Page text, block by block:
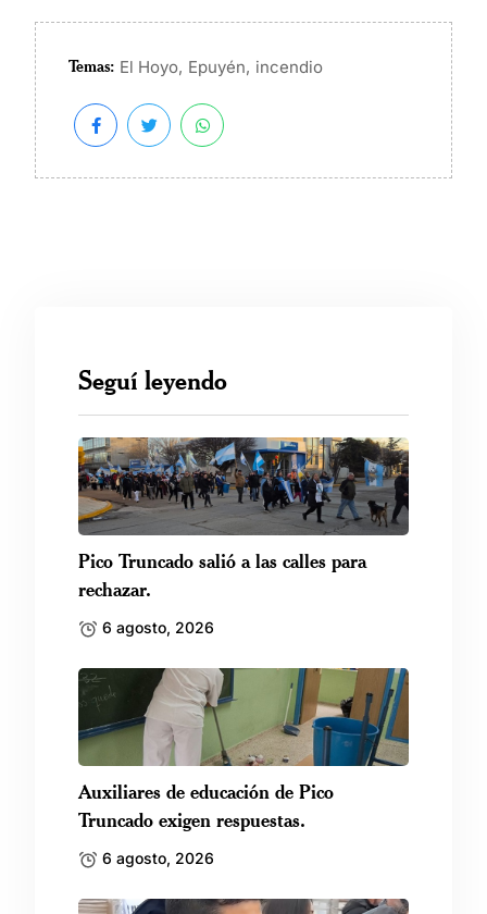
Temas: El Hoyo, Epuyén, incendio
Seguí leyendo
Pico Truncado salió a las calles para
rechazar.
6 agosto, 2026
Auxiliares de educación de Pico
Truncado exigen respuestas.
6 agosto, 2026